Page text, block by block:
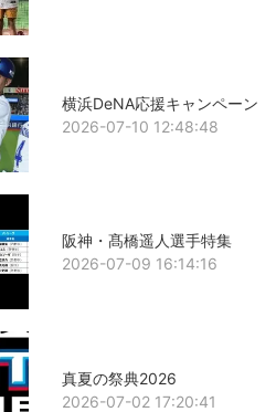
横浜DeNA応援キャンペーン
2026-07-10 12:48:48
阪神・髙橋遥人選手特集
2026-07-09 16:14:16
真夏の祭典2026
2026-07-02 17:20:41